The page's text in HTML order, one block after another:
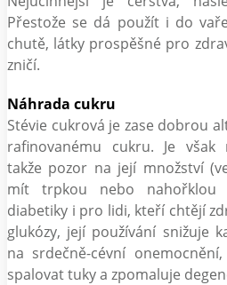
Přestože se dá použít i do
chutě, látky prospěšné pro
zničí.
Náhrada cukru
Stévie cukrová je zase dobrou
rafinovanému cukru. Je však
takže pozor na její množství
mít trpkou nebo nahořklou
diabetiky i pro lidi, kteří chtějí
glukózy, její používání snižuje
na srdečně-cévní
spalovat tuky a zpomaluje